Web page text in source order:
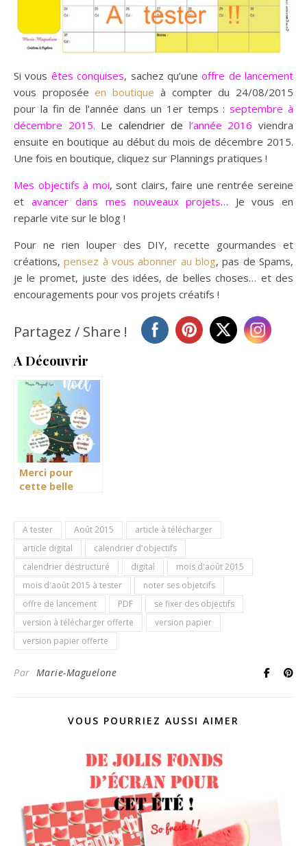
Si vous êtes conquises, sachez qu’uneoffre de lancement
vous proposéeen boutique à compter du 24/08/2015
pour la fin de l’année dans un 1er temps :septembre à
décembre 2015. Le calendrier de l’année 2016 viendra
ensuite en boutique au début du mois de décembre 2015.
Une fois en boutique, cliquez sur Plannings pratiques !
Mes objectifs à moi, sont clairs, faire une rentrée sereine
et avancer dans mes nouveaux projets… Je vous en
reparle vite sur le blog !
Pour ne rien louper des DIY, recette gourmandes et
créations,pensez à vous abonner au blog, pas de Spams,
je le promet, juste des idées, de belles choses… et des
encouragements pour vos projets créatifs !
Partagez / Share !
A Découvrir
Merci pour
cette belle
A tester Août 2015
article à télécharger
article digital
calendrier d'objectifs
calendrier déstructuré
digital
mois d'août 2015
mois d'août 2015 à tester
noter ses objetcifs
offre de lancement
PDF
se fixer des objectifs
version à télécharger offerte
version papier
version papier offerte
Par Marie-Maguelone
VOUS POURRIEZ AUSSI AIMER